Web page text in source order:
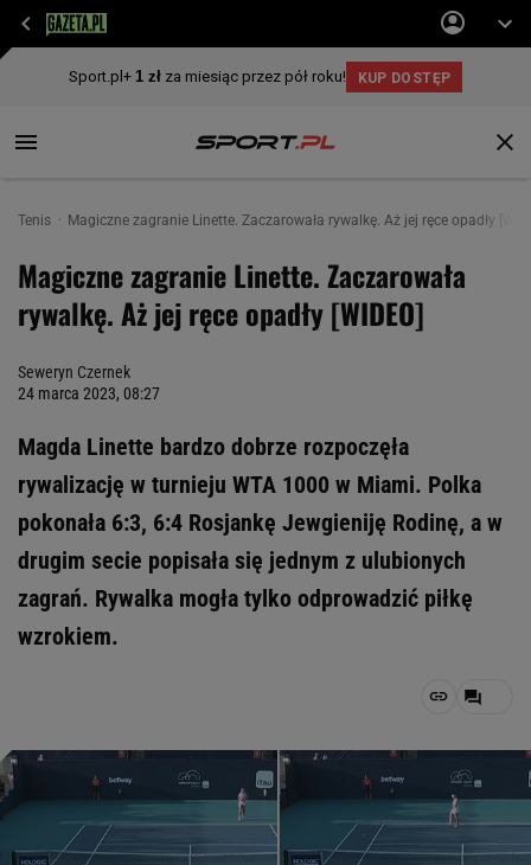
Tenis Magiczne zagranie Linette. Zaczarowała rywalkę. Aż jej ręce opadły
Magiczne zagranie Linette. Zaczarowała
rywalkę. Aż jej ręce opadły [WIDEO]
Seweryn Czernek
24 marca 2023, 08:27
Magda Linette bardzo dobrze rozpoczęła
rywalizację w turnieju WTA 1000 w Miami. Polka
pokonała 6:3, 6:4 Rosjankę Jewgieniję Rodinę, a w
drugim secie popisała się jednym z ulubionych
zagrań. Rywalka mogła tylko odprowadzić piłkę
wzrokiem.